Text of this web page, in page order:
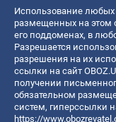
Использование любых
размещенных на этом
его поддоменах, в
Разрешается
разрешения на их
ссылки на сайт
получении
обязательном
систем, гиперссылки
https://